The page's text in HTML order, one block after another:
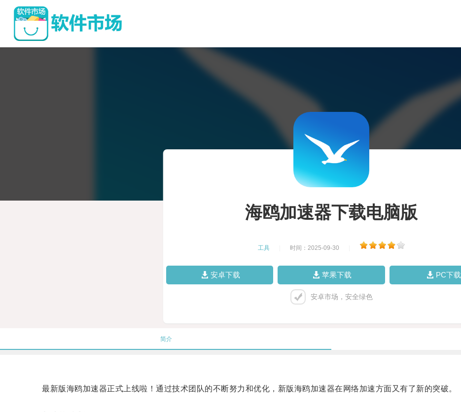
海鸥加速器下载电脑版
工具 时间：2025-09-30
安卓下载 苹果下载 PC下载
安卓市场，安全绿色
简介
最新版海鸥加速器正式上线啦！通过技术团队的不断努力和优化，新版海鸥加速器在网络加速方面又有了新的突破。